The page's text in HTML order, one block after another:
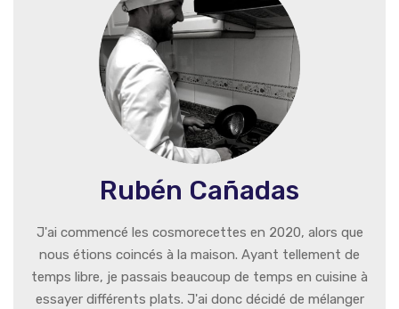
Rubén Cañadas
J'ai commencé les cosmorecettes en 2020, alors que
nous étions coincés à la maison. Ayant tellement de
temps libre, je passais beaucoup de temps en cuisine à
essayer différents plats. J'ai donc décidé de mélanger